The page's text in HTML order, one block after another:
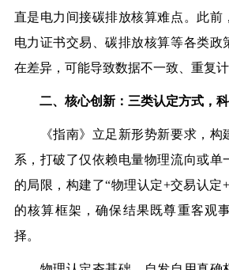
直是电力间接碳排放核算难点。此前
电力证书交易、碳排放核算等各类政
在差异，可能导致数据不一致、重复计
二、核心创新：三类认定方式，科
《指南》立足新形势新要求，构
系，打破了仅依赖电量物理流向或单
的局限，构建了“物理认定+交易认定
的核算框架，确保结果既尊重客观
择。